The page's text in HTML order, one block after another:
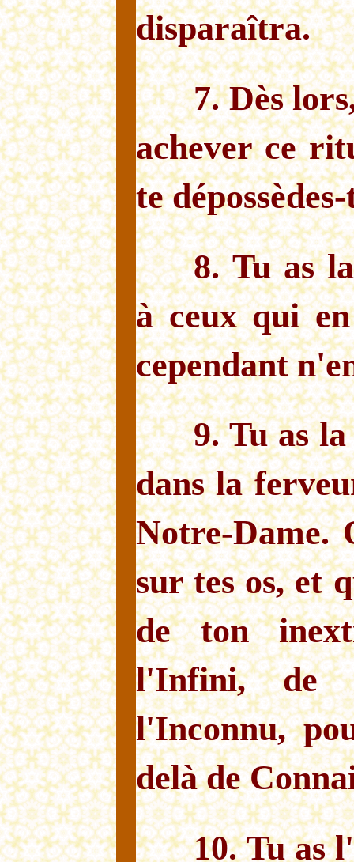
disparaîtra.
7. Dès
achever ce
te
8. Tu as
à ceux qui
cependant
9. Tu as
dans la
Notre-Dame.
sur tes os, et
de ton
l'Infini, de
l'Inconnu,
delà de
10. Tu as